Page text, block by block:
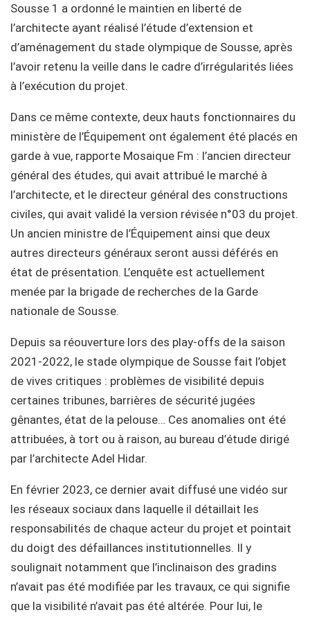
Sousse 1 a ordonné le maintien en liberté de
l’architecte ayant réalisé l’étude d’extension et
d’aménagement du stade olympique de Sousse, après
l’avoir retenu la veille dans le cadre d’irrégularités liées
à l’exécution du projet.
Dans ce même contexte, deux hauts fonctionnaires du
ministère de l’Équipement ont également été placés en
garde à vue, rapporte Mosaique Fm : l’ancien directeur
général des études, qui avait attribué le marché à
l’architecte, et le directeur général des constructions
civiles, qui avait validé la version révisée n°03 du projet.
Un ancien ministre de l’Équipement ainsi que deux
autres directeurs généraux seront aussi déférés en
état de présentation. L’enquête est actuellement
menée par la brigade de recherches de la Garde
nationale de Sousse.
Depuis sa réouverture lors des play-offs de la saison
2021-2022, le stade olympique de Sousse fait l’objet
de vives critiques : problèmes de visibilité depuis
certaines tribunes, barrières de sécurité jugées
gênantes, état de la pelouse… Ces anomalies ont été
attribuées, à tort ou à raison, au bureau d’étude dirigé
par l’architecte Adel Hidar.
En février 2023, ce dernier avait diffusé une vidéo sur
les réseaux sociaux dans laquelle il détaillait les
responsabilités de chaque acteur du projet et pointait
du doigt des défaillances institutionnelles. Il y
soulignait notamment que l’inclinaison des gradins
n’avait pas été modifiée par les travaux, ce qui signifie
que la visibilité n’avait pas été altérée. Pour lui, le